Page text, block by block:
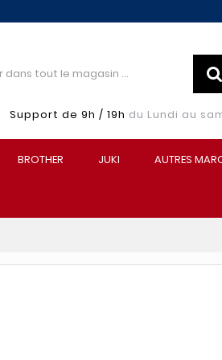
Support de 9h / 19h du Lundi au
BROTHER JUKI AUTRES